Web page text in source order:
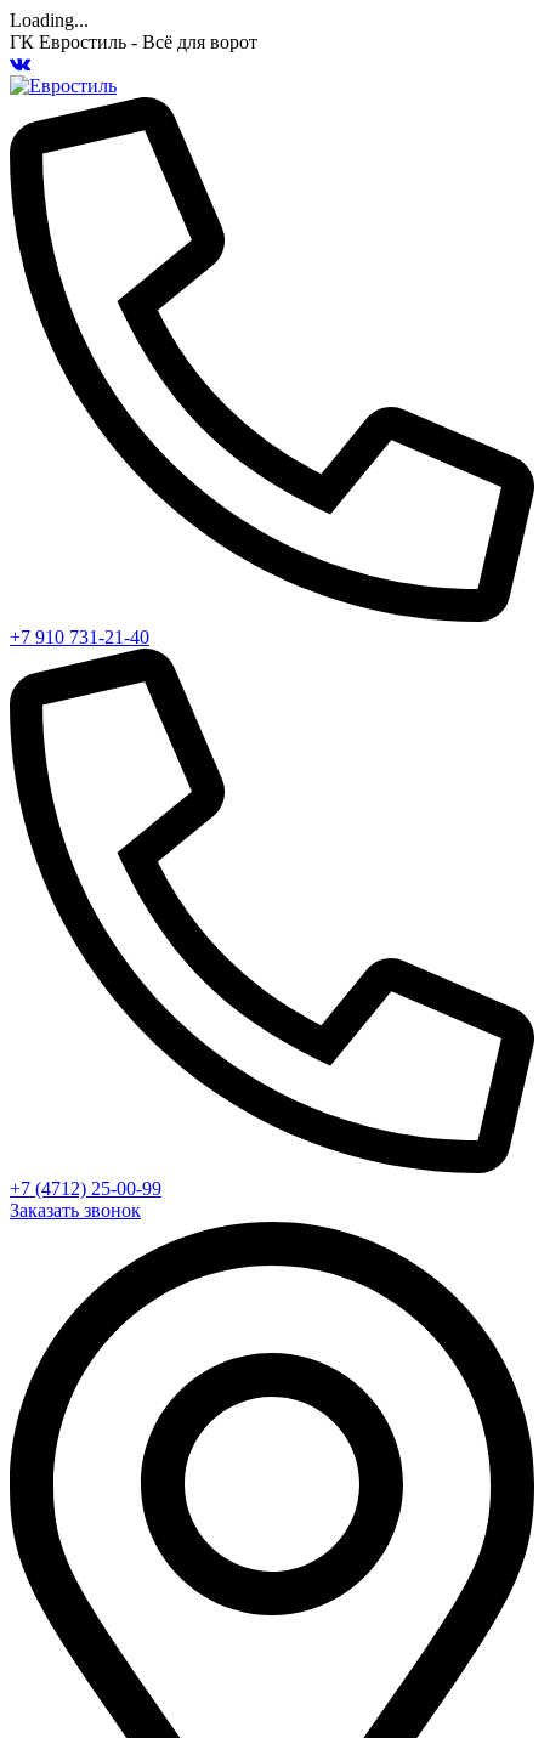
Loading...
ГК Евростиль - Всё для ворот
+7 910 731-21-40
+7 (4712) 25-00-99
Заказать звонок